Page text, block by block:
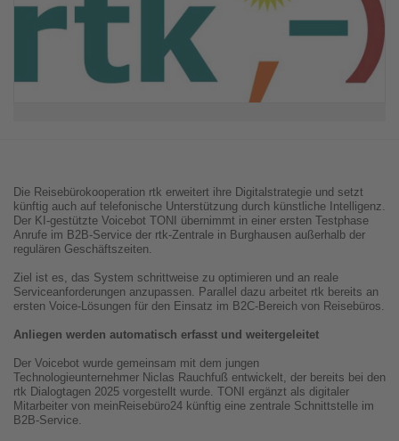
Die Reisebürokooperation rtk erweitert ihre Digitalstrategie und setzt
künftig auch auf telefonische Unterstützung durch künstliche Intelligenz.
Der KI-gestützte Voicebot TONI übernimmt in einer ersten Testphase
Anrufe im B2B-Service der rtk-Zentrale in Burghausen außerhalb der
regulären Geschäftszeiten.
Ziel ist es, das System schrittweise zu optimieren und an reale
Serviceanforderungen anzupassen. Parallel dazu arbeitet rtk bereits an
ersten Voice-Lösungen für den Einsatz im B2C-Bereich von Reisebüros.
Anliegen werden automatisch erfasst und weitergeleitet
Der Voicebot wurde gemeinsam mit dem jungen
Technologieunternehmer Niclas Rauchfuß entwickelt, der bereits bei den
rtk Dialogtagen 2025 vorgestellt wurde. TONI ergänzt als digitaler
Mitarbeiter von meinReisebüro24 künftig eine zentrale Schnittstelle im
B2B-Service.